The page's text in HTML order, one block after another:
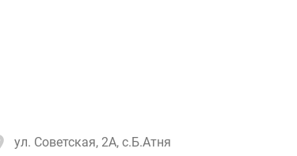
ул. Советская, 2А, с.Б.Атня